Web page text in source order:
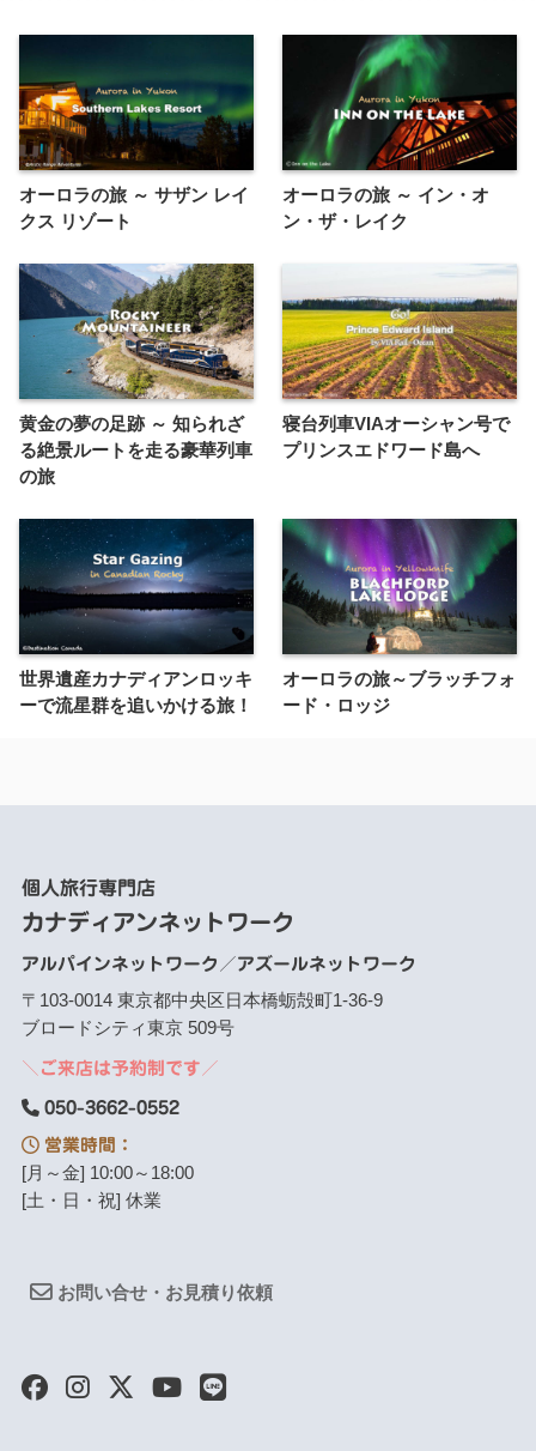
オーロラの旅 ～ サザン レイ
クス リゾート
オーロラの旅 ～ イン・オ
ン・ザ・レイク
黄金の夢の足跡 ～ 知られざ
る絶景ルートを走る豪華列車
の旅
寝台列車VIAオーシャン号で
プリンスエドワード島へ
世界遺産カナディアンロッキ
ーで流星群を追いかける旅！
オーロラの旅～ブラッチフォ
ード・ロッジ
個人旅行専門店
カナディアンネットワーク
アルパインネットワーク／アズールネットワーク
〒103-0014 東京都中央区日本橋蛎殻町1-36-9
ブロードシティ東京 509号
＼ご来店は予約制です／
050-3662-0552
営業時間：
[月～金] 10:00～18:00
[土・日・祝] 休業
お問い合せ・お見積り依頼